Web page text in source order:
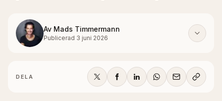
Av Mads Timmermann
Publicerad 3 juni 2026
DELA